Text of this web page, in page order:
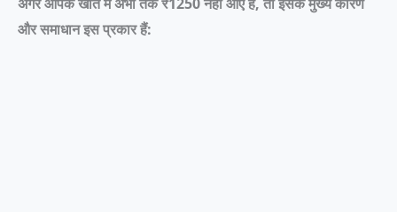
और समाधान इस प्रकार हैं: